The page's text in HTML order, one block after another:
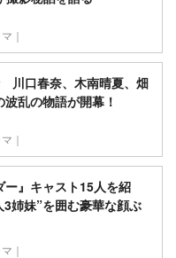
｜
川口春奈、木南晴夏、畑
乱の物語が開幕！
｜
』キャスト15人を紹
姉妹”を囲む豪華な顔ぶ
｜